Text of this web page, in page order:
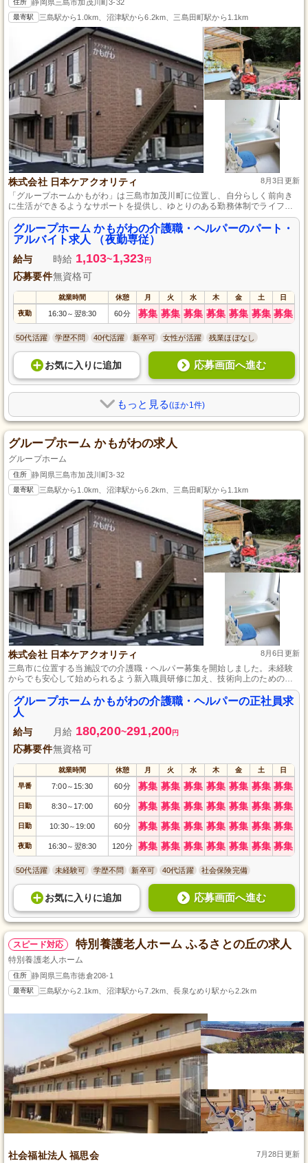
住所 静岡県三島市加茂川町3-32
最寄駅 三島駅から1.0km、沼津駅から6.2km、三島田町駅から1.1km
株式会社 日本ケアクオリティ 8月3日更新
「グループホームかもがわ」は三島市加茂川町に位置し、自分らしく前向き
に生活ができるようなサポートを提供し、ゆとりのある勤務体制でライフス
タイルに合わせた働き方が可能な設備が整っています。
グループホーム かもがわの介護職・ヘルパーのパート・
アルバイト求人 （夜勤専従）
給与 時給 1,103~1,323 円
応募要件無資格可
就業時間 休憩 月 火 水 木 金 土 日
夜勤 16:30～ 翌8:30 60分 募集 募集 募集 募集 募集 募集 募集
50代活躍 学歴不問 40代活躍 新卒可 女性が活躍 残業ほぼなし
お気に入り に追加 応募画面へ進む
もっと見る(ほか1件)
グループホーム かもがわの求人
グループホーム
住所 静岡県三島市加茂川町3-32
最寄駅 三島駅から1.0km、沼津駅から6.2km、三島田町駅から1.1km
株式会社 日本ケアクオリティ 8月6日更新
三島市に位置する当施設での介護職・ヘルパー募集を開始しました。未経験
からでも安心して始められるよう新入職員研修に加え、技術向上のための研
修制度が整っております。一人一人に寄り添ったケアを大切にし、心を込め
てご利用者様のサポートを行っています。週休二日のシフト制で、メリハリ
をつけて働ける環境です。
グループホーム かもがわの介護職・ヘルパーの正社員求
人
給与 月給 180,200~291,200円
応募要件無資格可
就業時間 休憩 月 火 水 木 金 土 日
早番 7:00～ 15:30 60分 募集 募集 募集 募集 募集 募集 募集
日勤 8:30～ 17:00 60分 募集 募集 募集 募集 募集 募集 募集
日勤 10:30～ 19:00 60分 募集 募集 募集 募集 募集 募集 募集
夜勤 16:30～ 翌8:30 120分 募集 募集 募集 募集 募集 募集 募集
50代活躍 未経験可 学歴不問 新卒可 40代活躍 社会保険完備
お気に入り に追加 応募画面へ進む
スピード対応 特別養護老人ホーム ふるさとの丘の求人
特別養護老人ホーム
住所 静岡県三島市徳倉208-1
最寄駅 三島駅から2.1km、沼津駅から7.2km、長泉なめり駅から2.2km
社会福祉法人 福思会 7月28日更新